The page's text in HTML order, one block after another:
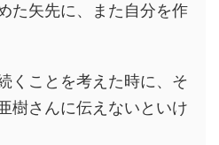
た矢先に、また自分を作
くことを考えた時に、そ
樹さんに伝えないといけ